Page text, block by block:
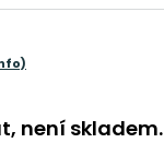
není skladem.